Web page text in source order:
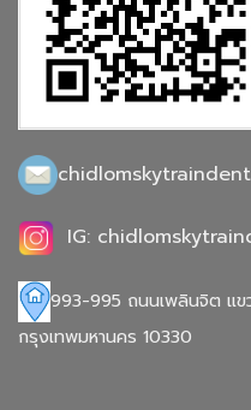
IG:
993-995 ถนนเพลินจิต แ
กรุงเทพมหานคร 10330